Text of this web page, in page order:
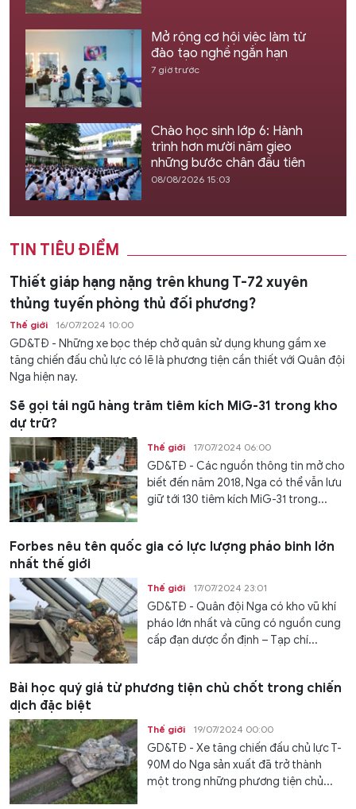
Mở rộng cơ hội việc làm từ
đào tạo nghề ngắn hạn
7 giờ trước
Chào học sinh lớp 6: Hành
trình hơn mười năm gieo
những bước chân đầu tiên
08/08/2026 15:03
TIN TIÊU ĐIỂM
Thiết giáp hạng nặng trên khung T-72 xuyên
thủng tuyến phòng thủ đối phương?
Thế giới 16/07/2024 10:00
GD&TĐ - Những xe bọc thép chở quân sử dụng khung gầm xe
tăng chiến đấu chủ lực có lẽ là phương tiện cần thiết với Quân đội
Nga hiện nay.
Sẽ gọi tái ngũ hàng trăm tiêm kích MiG-31 trong kho
dự trữ?
Thế giới 17/07/2024 06:00
GD&TĐ - Các nguồn thông tin mở cho
biết đến năm 2018, Nga có thể vẫn lưu
giữ tới 130 tiêm kích MiG-31 trong...
Forbes nêu tên quốc gia có lực lượng pháo binh lớn
nhất thế giới
Thế giới 17/07/2024 23:01
GD&TĐ - Quân đội Nga có kho vũ khí
pháo lớn nhất và cũng có nguồn cung
cấp đạn dược ổn định – Tạp chí...
Bài học quý giá từ phương tiện chủ chốt trong chiến
dịch đặc biệt
Thế giới 19/07/2024 00:00
GD&TĐ - Xe tăng chiến đấu chủ lực T-
90M do Nga sản xuất đã trở thành
một trong những phương tiện chủ...